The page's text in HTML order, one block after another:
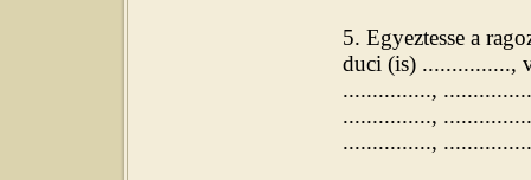
5. Egyeztesse a
duci (is) ...............,
...............,
...............,
...............,